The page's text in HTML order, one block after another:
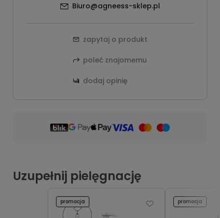
Biuro@agneess-sklep.pl
zapytaj o produkt
poleć znajomemu
dodaj opinię
Uzupełnij pielęgnację
promocja promocja